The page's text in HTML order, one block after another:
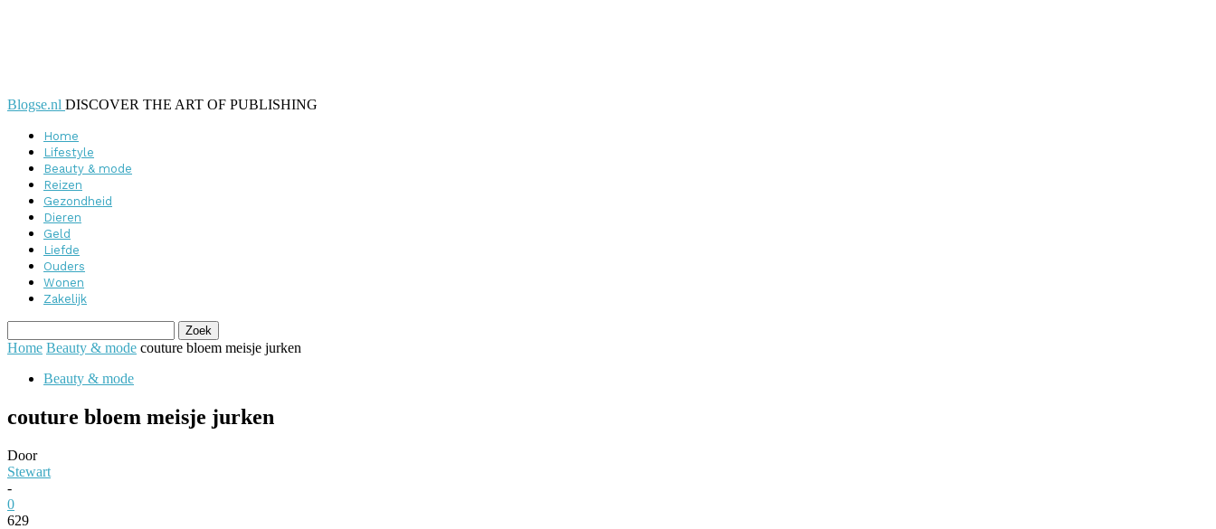
Blogse.nl DISCOVER THE ART OF PUBLISHING
Home
Lifestyle
Beauty & mode
Reizen
Gezondheid
Dieren
Geld
Liefde
Ouders
Wonen
Zakelijk
Home Beauty & mode couture bloem meisje jurken
Beauty & mode
couture bloem meisje jurken
Door
Stewart
-
0
629